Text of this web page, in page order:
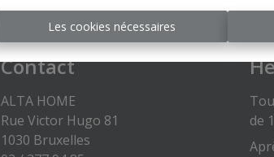
Les cookies nécessaires
Contact
ALTA HOME
Rue Victor Hugo 81
1030 Bruxelles
de